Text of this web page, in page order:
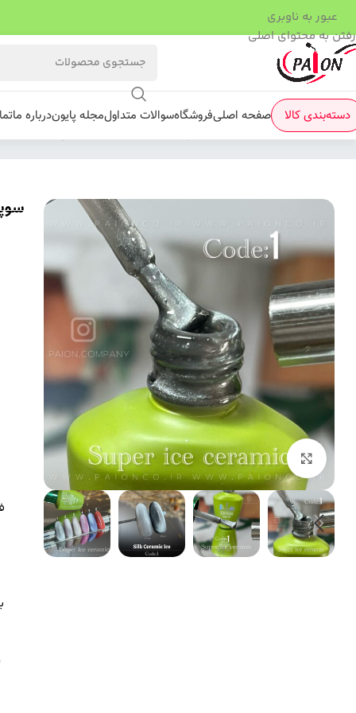
عبور به ناوبری
رفتن به محتوای اصلی
دسته‌بندی کالا صفحه اصلیفروشگاهسوالات متداولمجله پایوندرباره ما
فروشگاه /
بزرگنمایی تصویر